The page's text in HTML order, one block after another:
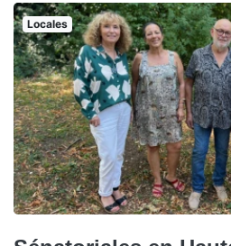
Locales